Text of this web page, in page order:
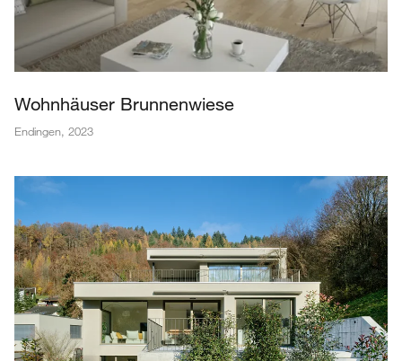
Wohnhäuser Brunnenwiese
Endingen, 2023